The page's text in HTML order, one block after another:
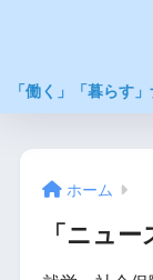
「働く」「暮らす
ホーム
「ニュー